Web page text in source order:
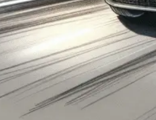
Navigație Ford Focus 2
Navigație Ford Focus MK3
Navigație Ford Mondeo MK3
Navigație Ford Mondeo MK4
Navigație Ford Transit
Mercedes
Navigație Mercedes C Class W203
Navigație Mercedes C Class W204
Navigație Mercedes W203
Navigație Mercedes W204
Navigație Mercedes W211
Navigație Mercedes Sprinter